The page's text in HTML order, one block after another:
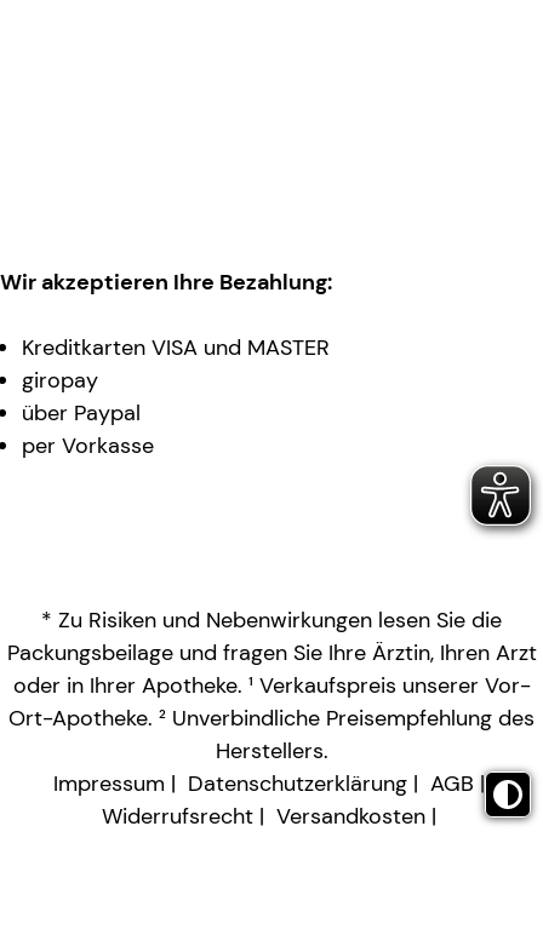
Wir akzeptieren Ihre Bezahlung:
Kreditkarten VISA und MASTER
giropay
über Paypal
per Vorkasse
* Zu Risiken und Nebenwirkungen lesen Sie die
Packungsbeilage und fragen Sie Ihre Ärztin, Ihren Arzt
oder in Ihrer Apotheke. ¹ Verkaufspreis unserer Vor-
Ort-Apotheke. ² Unverbindliche Preisempfehlung des
Herstellers.
Impressum
Datenschutzerklärung
AGB
Widerrufsrecht
Versandkosten